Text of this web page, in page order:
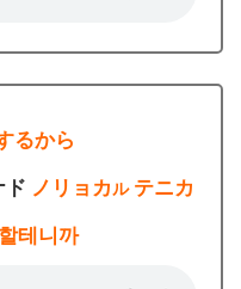
るから
ド ノリョカルテニカ
테니까